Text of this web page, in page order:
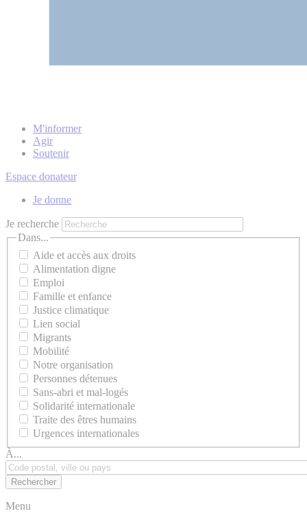
M'informer
Agir
Soutenir
Espace donateur
Je donne
Je recherche
Dans...
Aide et accès aux droits
Alimentation digne
Emploi
Famille et enfance
Justice climatique
Lien social
Migrants
Mobilité
Notre organisation
Personnes détenues
Sans-abri et mal-logés
Solidarité internationale
Traite des êtres humains
Urgences internationales
À...
Menu